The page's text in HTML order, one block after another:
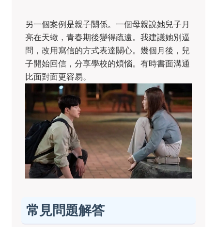
另一個案例是親子關係。一個母親說她兒子月
亮在天蠍，青春期後變得疏遠。我建議她別逼
問，改用寫信的方式表達關心。幾個月後，兒
子開始回信，分享學校的煩惱。有時書面溝通
比面對面更容易。
常見問題解答